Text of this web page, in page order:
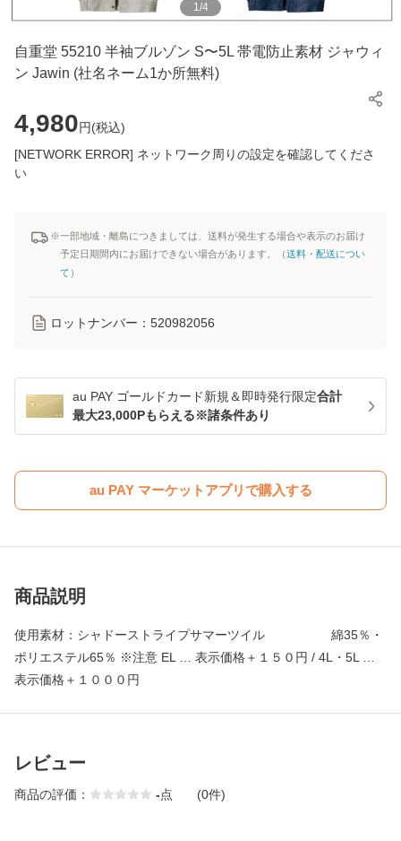
1/4
自重堂 55210 半袖ブルゾン S〜5L 帯電防止素材 ジャウィ
ン Jawin (社名ネーム1か所無料)
4,980円(税込)
[NETWORK ERROR] ネットワーク周りの設定を確認してくださ
い
※一部地域・離島につきましては、送料が発生する場合や表示のお届け
予定日期間内にお届けできない場合があります。（送料・配送につい
て ）
ロットナンバー： 520982056
au PAY ゴールドカード新規＆即時発行限定合計
最大23,000Pもらえる※諸条件あり
au PAY マーケットアプリで購入する
商品説明
使用素材：シャドーストライプサマーツイル 綿35％・
ポリエステル65％ ※注意 EL … 表示価格＋１５０円 / 4L・5L …
表示価格＋１０００円
レビュー
商品の評価： -点 (0件)